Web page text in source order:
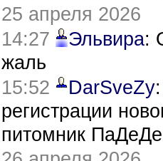
25 апреля 2026
14:27
Эльвира:
жаль
15:52
DarSveZy
регистрации
питомник